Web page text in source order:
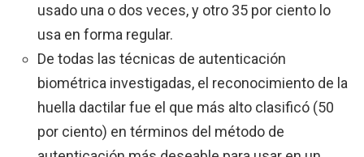
usado una o dos veces, y otro 35 por ciento lo
usa en forma regular.
De todas las técnicas de autenticación
biométrica investigadas, el reconocimiento de la
huella dactilar fue el que más alto clasificó (50
por ciento) en términos del método de